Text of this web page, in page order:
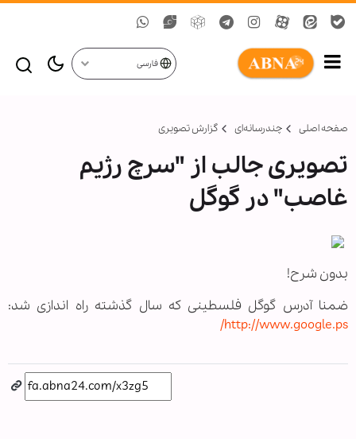
فارسی
صفحه اصلی چندرسانه‌ای گزارش تصويری
تصویری جالب از "سرچ رژیم
غاصب" در گوگل
بدون شرح!
ضمنا آدرس گوگل فلسطینی که سال گذشته راه اندازی شد:
http://www.google.ps/